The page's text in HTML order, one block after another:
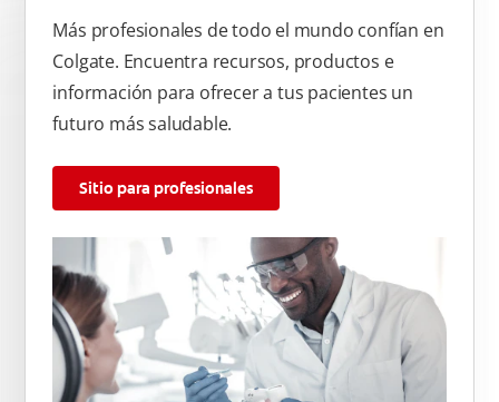
Más profesionales de todo el mundo confían en
Colgate. Encuentra recursos, productos e
información para ofrecer a tus pacientes un
futuro más saludable.
Sitio para profesionales